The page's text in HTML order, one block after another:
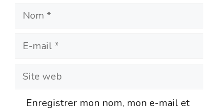
Nom
E-
Site
Enregistrer mon nom, mon e-mail et